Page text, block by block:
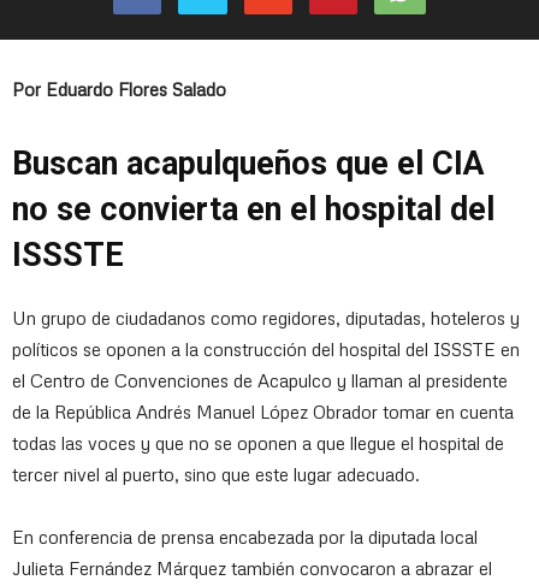
Por Eduardo Flores Salado
Buscan acapulqueños que el CIA
no se convierta en el hospital del
ISSSTE
Un grupo de ciudadanos como regidores, diputadas, hoteleros y
políticos se oponen a la construcción del hospital del ISSSTE en
el Centro de Convenciones de Acapulco y llaman al presidente
de la República Andrés Manuel López Obrador tomar en cuenta
todas las voces y que no se oponen a que llegue el hospital de
tercer nivel al puerto, sino que este lugar adecuado.
En conferencia de prensa encabezada por la diputada local
Julieta Fernández Márquez también convocaron a abrazar el